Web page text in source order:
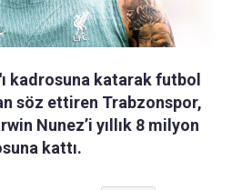
kadrosuna katarak futbol
söz ettiren Trabzonspor,
Nunez’i yıllık 8 milyon
kattı.